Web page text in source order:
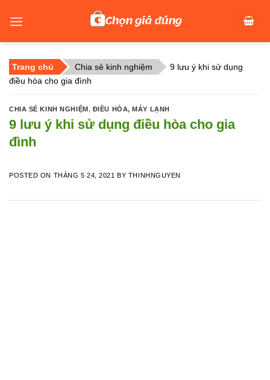
Trang chủ Chia sẻ kinh nghiệm
9 lưu ý khi sử dụng
điều hòa cho gia đình
CHIA SẺ KINH NGHIỆM, ĐIỀU HÒA, MÁY LẠNH
9 lưu ý khi sử dụng điều hòa cho gia
đình
POSTED ON THÁNG 5 24, 2021 BY THINHNGUYEN